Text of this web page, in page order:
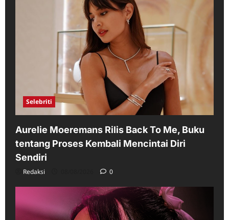
Selebriti
Aurelie Moeremans Rilis Back To Me, Buku
tentang Proses Kembali Mencintai Diri
Sendiri
Redaksi 0